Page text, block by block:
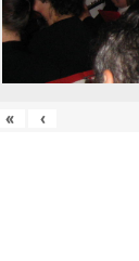
« ‹